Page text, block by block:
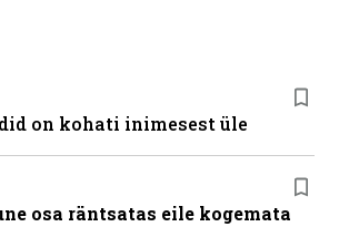
on kohati inimesest üle
osa räntsatas eile kogemata